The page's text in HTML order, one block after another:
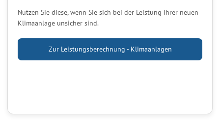
Nutzen Sie diese, wenn Sie sich bei der Leistung Ihrer neuen
Klimaanlage unsicher sind.
Zur Leistungsberechnung - Klimaanlagen